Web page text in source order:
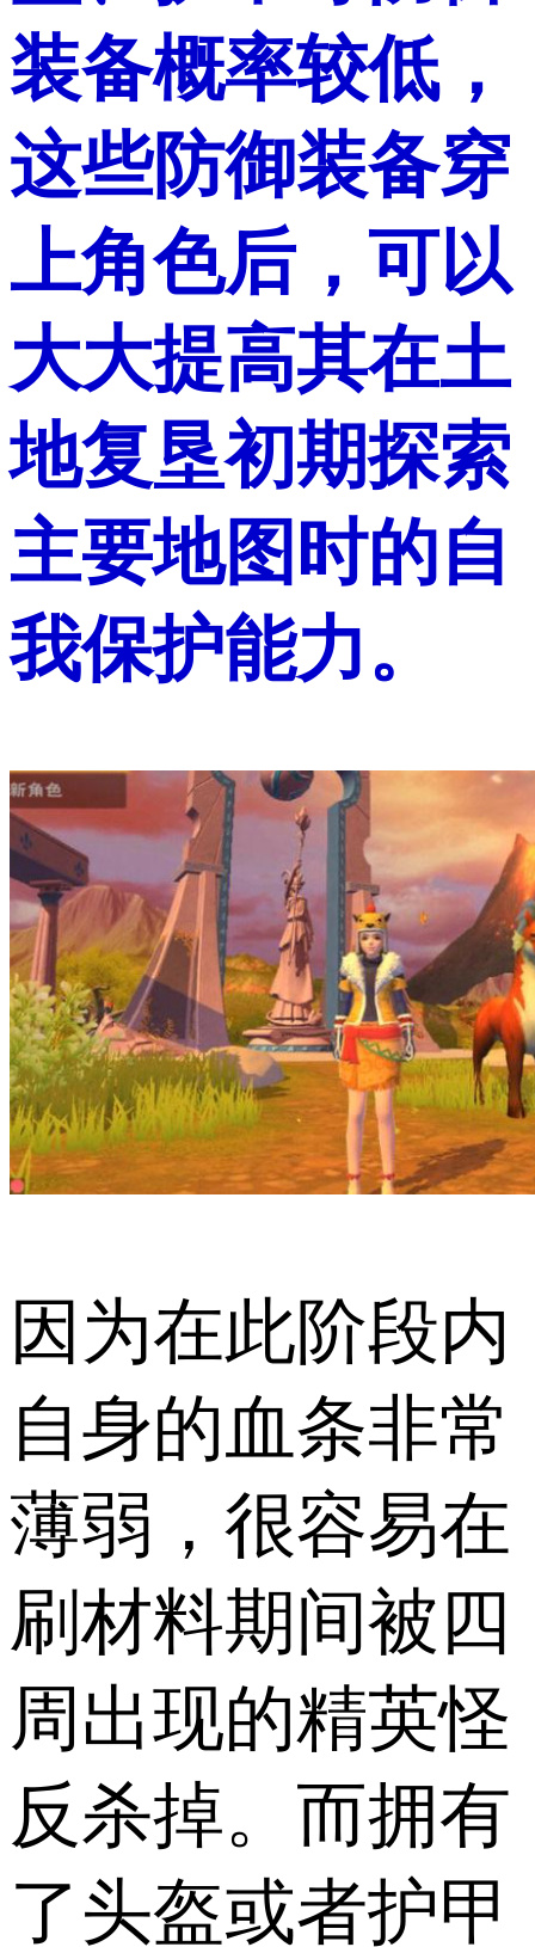
装备概率较低，
这些防御装备穿
上角色后，可以
大大提高其在土
地复垦初期探索
主要地图时的自
我保护能力。
因为在此阶段内
自身的血条非常
薄弱，很容易在
刷材料期间被四
周出现的精英怪
反杀掉。而拥有
了头盔或者护甲